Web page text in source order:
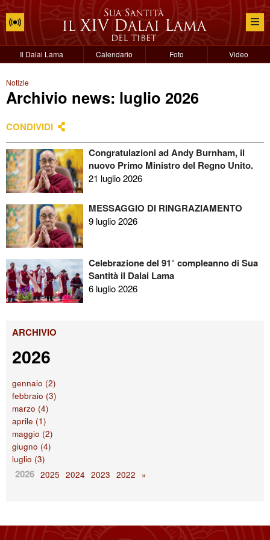
Il Dalai Lama Calendario Foto Video
Notizie
Archivio news: luglio 2026
CONDIVIDI
Congratulazioni ad Andy Burnham, il
nuovo Primo Ministro del Regno Unito.
21 luglio 2026
MESSAGGIO DI RINGRAZIAMENTO
9 luglio 2026
Celebrazione del 91° compleanno di Sua
Santità il Dalai Lama
6 luglio 2026
ARCHIVIO
2026
gennaio (2)
febbraio (3)
marzo (4)
aprile (1)
maggio (2)
giugno (4)
luglio (3)
2026 2025 2024 2023 2022 »